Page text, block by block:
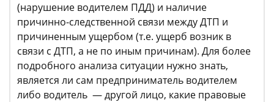
(нарушение водителем ПДД) и наличие
причинно-следственной связи между ДТП и
причиненным ущербом (т.е. ущерб возник в
связи с ДТП, а не по иным причинам). Для более
подробного анализа ситуации нужно знать,
является ли сам предприниматель водителем
либо водитель — другой лицо, какие правовые